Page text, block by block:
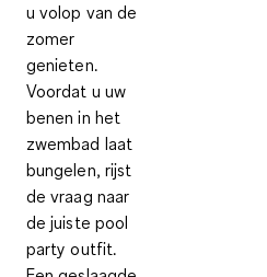
u volop van de
zomer
genieten.
Voordat u uw
benen in het
zwembad laat
bungelen, rijst
de vraag naar
dejuiste pool
party outfit.